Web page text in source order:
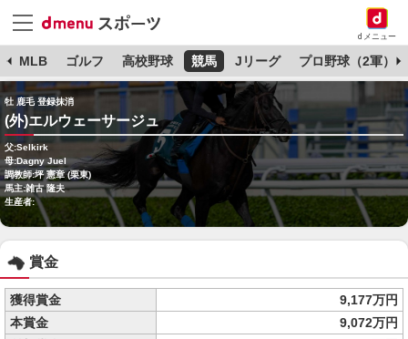
dメニュー
MLB ゴルフ 高校野球 競馬 Jリーグ プロ野球（2軍）
牡 鹿毛 登録抹消
(外)エルウェーサージュ
父:Selkirk
母:Dagny Juel
調教師:坪 憲章 (栗東)
馬主:雑古 隆夫
生産者:
賞金
獲得賞金
9,177万円
本賞金
9,072万円